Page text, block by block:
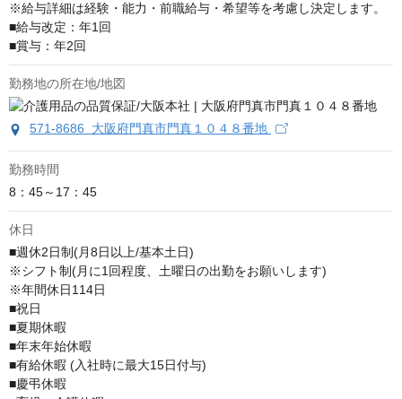
※給与詳細は経験・能力・前職給与・希望等を考慮し決定します。
■給与改定：年1回
■賞与：年2回
勤務地の所在地/地図
571-8686 大阪府門真市門真１０４８番地
勤務時間
8：45～17：45
休日
■週休2日制(月8日以上/基本土日)
※シフト制(月に1回程度、土曜日の出勤をお願いします)
※年間休日114日
■祝日
■夏期休暇
■年末年始休暇
■有給休暇 (入社時に最大15日付与)
■慶弔休暇